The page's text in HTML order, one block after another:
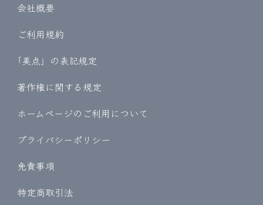
会社概要
ご利用規約
｢美点」の表記規定
著作権に関する規定
ホームページのご利用について
プライバシーポリシー
免責事項
特定商取引法